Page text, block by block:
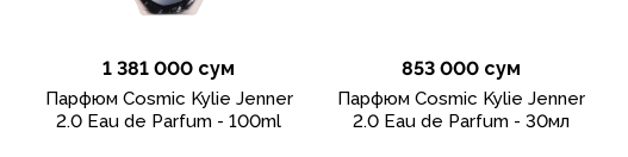
1 381 000 сум
Парфюм Cosmic Kylie Jenner
2.0 Eau de Parfum - 100ml
853 000 сум
Парфюм Cosmic Kylie Jenner
2.0 Eau de Parfum - 30мл